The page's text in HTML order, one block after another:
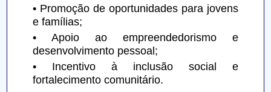
• Promoção de oportunidades para jovens
e famílias;
• Apoio ao empreendedorismo e
desenvolvimento pessoal;
• Incentivo à inclusão social e
fortalecimento comunitário.